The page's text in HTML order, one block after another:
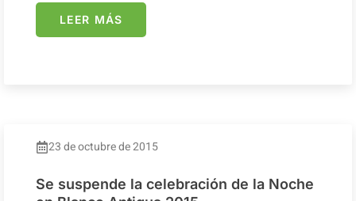
LEER MÁS
23 de octubre de 2015
Se suspende la celebración de la Noche